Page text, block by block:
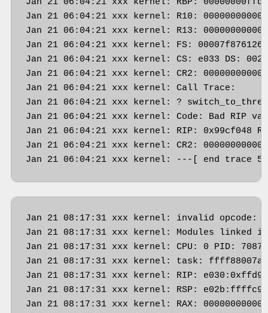
Jan 21 06:04:21 xxx kernel: RBP:
Jan 21 06:04:21 xxx kernel: R10:
Jan 21 06:04:21 xxx kernel: R13:
Jan 21 06:04:21 xxx kernel: FS:
Jan 21 06:04:21 xxx kernel: CS: e033 DS: 002b
Jan 21 06:04:21 xxx kernel: CR2:
Jan 21 06:04:21 xxx kernel: Call Trace:
Jan 21 06:04:21 xxx kernel: ?
Jan 21 06:04:21 xxx kernel: Code: Bad RIP
Jan 21 06:04:21 xxx kernel: RIP: 0x99cf048
Jan 21 06:04:21 xxx kernel: CR2:
Jan 21 08:17:31 xxx kernel: invalid opcode:
Jan 21 08:17:31 xxx kernel: Modules linked
Jan 21 08:17:31 xxx kernel: CPU: 0 PID: 7087
Jan 21 08:17:31 xxx kernel: task:
Jan 21 08:17:31 xxx kernel: RIP:
Jan 21 08:17:31 xxx kernel: RSP:
Jan 21 08:17:31 xxx kernel: RAX: